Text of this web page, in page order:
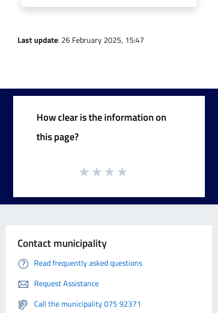
Last update: 26 February 2025, 15:47
How clear is the information on
this page?
Contact municipality
Read frequently asked questions
Request Assistance
Call the municipality 075 92371